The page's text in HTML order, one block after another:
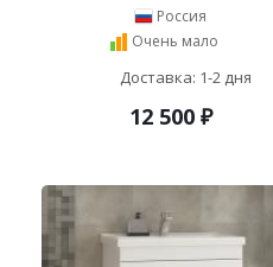
Россия
Очень мало
Доставка: 1-2 дня
12 500₽